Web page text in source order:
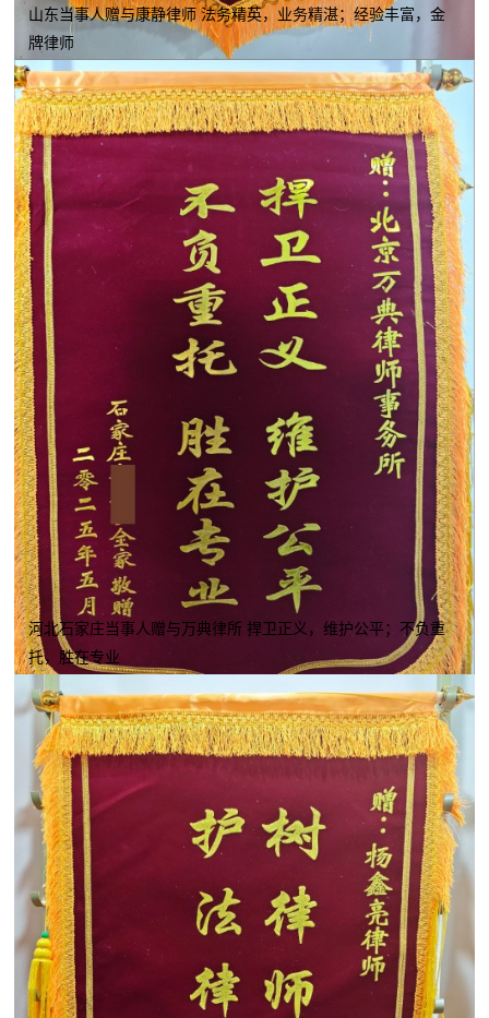
山东当事人赠与康静律师 法务精英，业务精湛；经验丰富，金
牌律师
河北石家庄当事人赠与万典律所 捍卫正义，维护公平；不负重
托，胜在专业